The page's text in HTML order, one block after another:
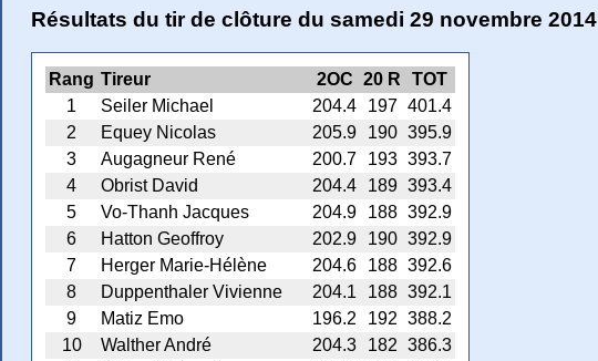
Résultats du tir de clôture du samedi 29 novembre 2014
Rang Tireur 2OC 20 R
TOT
1
Seiler Michael 204.4 197 401.4
2
Equey Nicolas 205.9 190 395.9
3
Augagneur René 200.7 193 393.7
4
Obrist David 204.4 189 393.4
5
Vo-Thanh Jacques 204.9 188 392.9
6
Hatton Geoffroy 202.9 190 392.9
7
Herger Marie-Hélène 204.6 188 392.6
8
Duppenthaler Vivienne 204.1 188 392.1
9
Matiz Emo 196.2 192 388.2
10
Walther André 204.3 182 386.3